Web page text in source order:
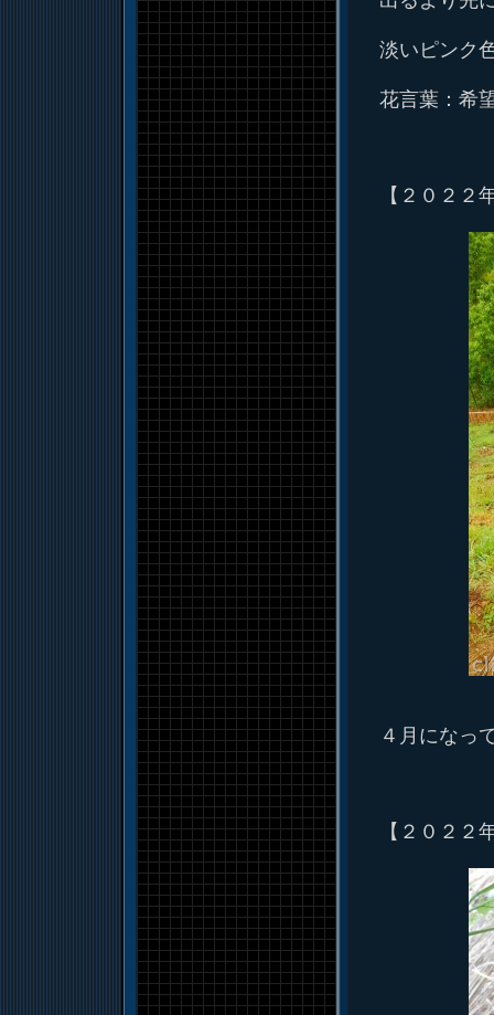
淡いピンク
花言葉：希
【２０２２
４月になっ
【２０２２